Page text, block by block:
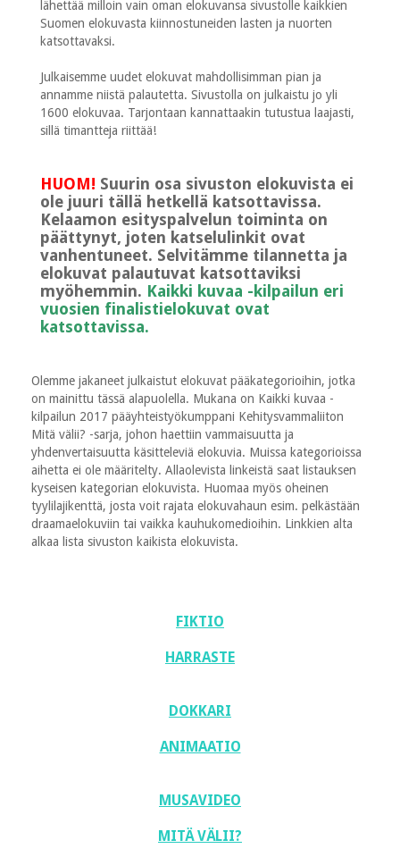
lähettää milloin vain oman elokuvansa sivustolle kaikkien
Suomen elokuvasta kiinnostuneiden lasten ja nuorten
katsottavaksi.
Julkaisemme uudet elokuvat mahdollisimman pian ja
annamme niistä palautetta. Sivustolla on julkaistu jo yli
1600 elokuvaa. Tarjontaan kannattaakin tutustua laajasti,
sillä timantteja riittää!
HUOM! Suurin osa sivuston elokuvista ei
ole juuri tällä hetkellä katsottavissa.
Kelaamon esityspalvelun toiminta on
päättynyt, joten katselulinkit ovat
vanhentuneet. Selvitämme tilannetta ja
elokuvat palautuvat katsottaviksi
myöhemmin. Kaikki kuvaa -kilpailun eri
vuosien finalistielokuvat ovat
katsottavissa.
Olemme jakaneet julkaistut elokuvat pääkategorioihin, jotka
on mainittu tässä alapuolella. Mukana on Kaikki kuvaa -
kilpailun 2017 pääyhteistyökumppani Kehitysvammaliiton
Mitä välii? -sarja, johon haettiin vammaisuutta ja
yhdenvertaisuutta käsitteleviä elokuvia. Muissa kategorioissa
aihetta ei ole määritelty. Allaolevista linkeistä saat listauksen
kyseisen kategorian elokuvista. Huomaa myös oheinen
tyylilajikenttä, josta voit rajata elokuvahaun esim. pelkästään
draamaelokuviin tai vaikka kauhukomedioihin. Linkkien alta
alkaa lista sivuston kaikista elokuvista.
FIKTIO
HARRASTE
DOKKARI
ANIMAATIO
MUSAVIDEO
MITÄ VÄLII?